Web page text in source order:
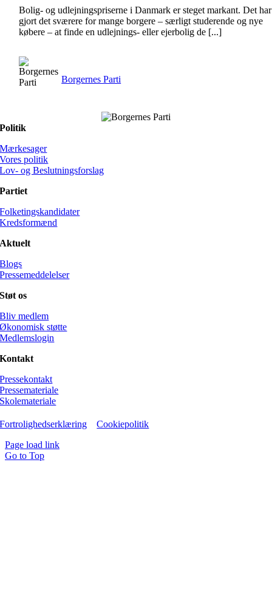
Bolig- og udlejningspriserne i Danmark er steget markant. Det har
gjort det sværere for mange borgere – særligt studerende og nye
købere – at finde en udlejnings- eller ejerbolig de [...]
Borgernes Parti
Politik
Mærkesager
Vores politik
Lov- og Beslutningsforslag
Partiet
Folketingskandidater
Kredsformænd
Aktuelt
Blogs
Pressemeddelelser
Støt os
Bliv medlem
Økonomisk støtte
Medlemslogin
Kontakt
Pressekontakt
Pressemateriale
Skolemateriale
Fortrolighedserklæring
Cookiepolitik
Page load link
Go to Top